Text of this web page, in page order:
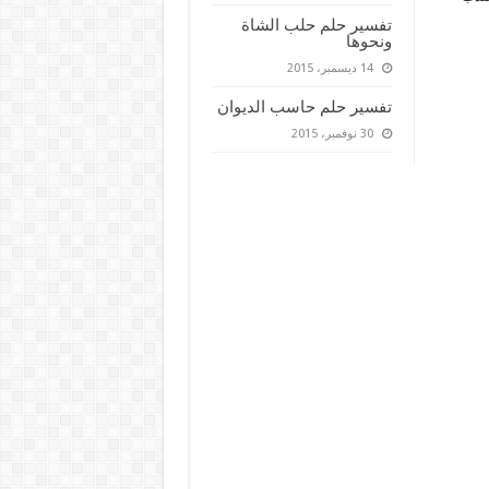
تفسير حلم حلب الشاة
ونحوها
14 ديسمبر، 2015
تفسير حلم حاسب الديوان
30 نوفمبر، 2015